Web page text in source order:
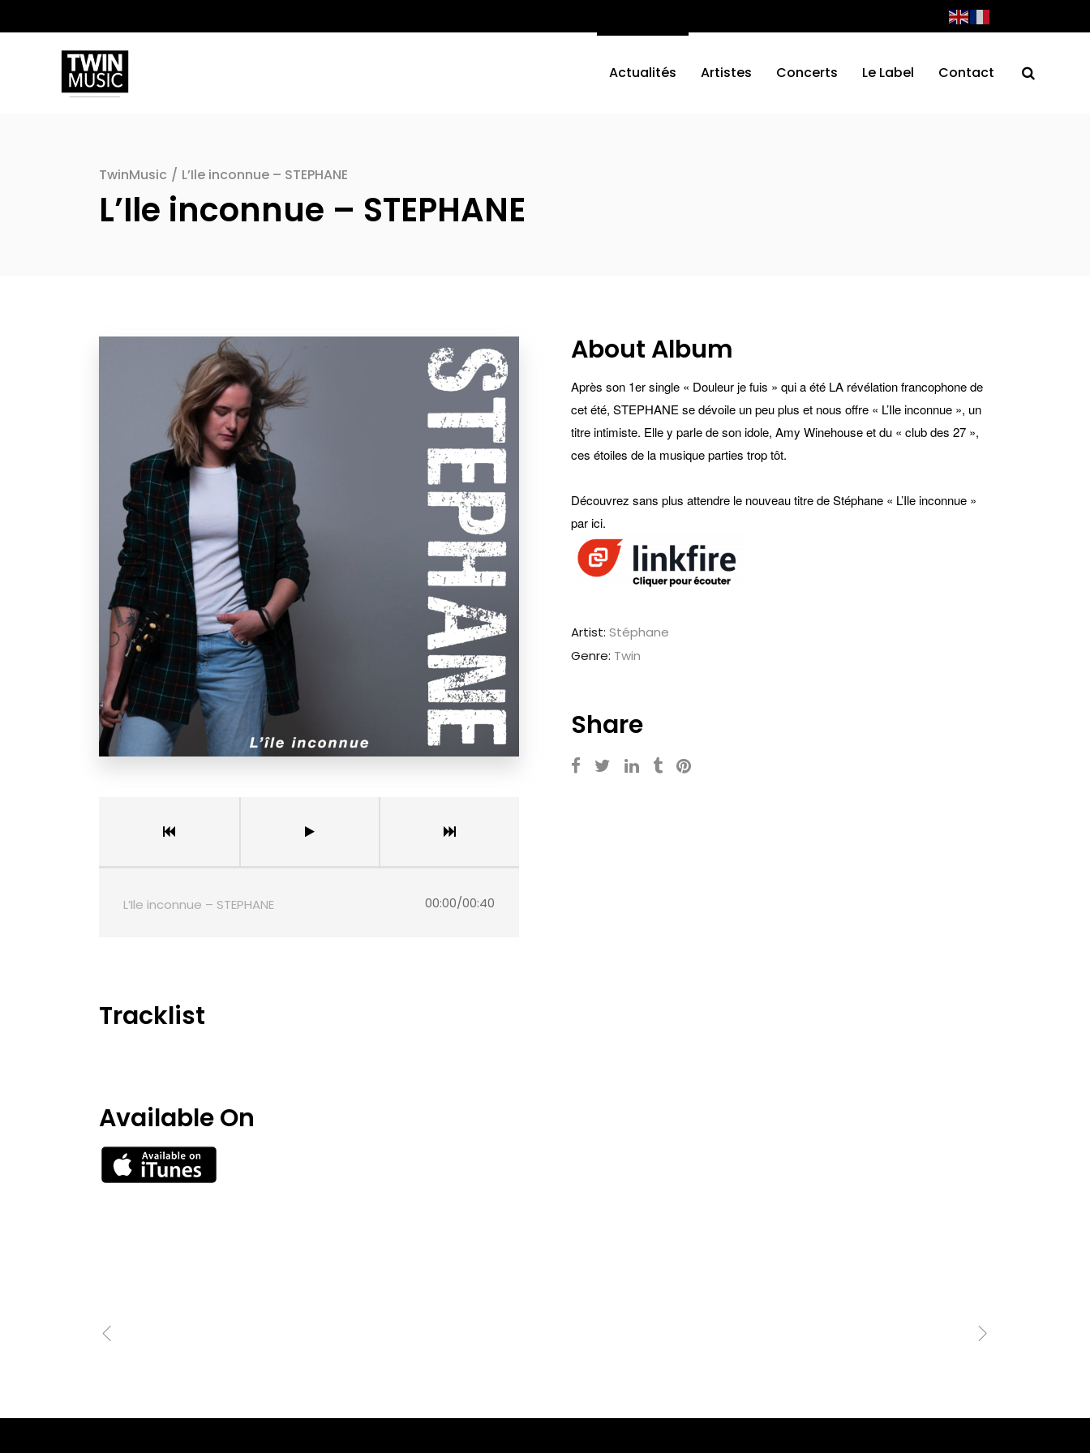
Actualités Artistes Concerts Le Label Contact
TwinMusic / L’Ile inconnue – STEPHANE
L’Ile inconnue – STEPHANE
L’Ile inconnue – STEPHANE 00:00/00:40
Tracklist
Available On
About Album
Après son 1er single « Douleur je fuis » qui a été LA révélation francophone de
cet été, STEPHANE se dévoile un peu plus et nous offre « L’Ile inconnue », un
titre intimiste. Elle y parle de son idole, Amy Winehouse et du « club des 27 »,
ces étoiles de la musique parties trop tôt.
Découvrez sans plus attendre le nouveau titre de Stéphane « L’Ile inconnue »
par ici.
Artist: Stéphane
Genre: Twin
Share